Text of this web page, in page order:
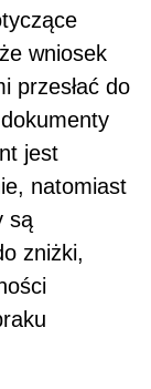
wniosek
przesłać do
jest
natomiast
są
zniżki,